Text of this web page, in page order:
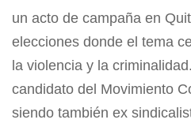
un acto de campaña en
elecciones donde el tema
la violencia y la
candidato del Movimiento
siendo también ex